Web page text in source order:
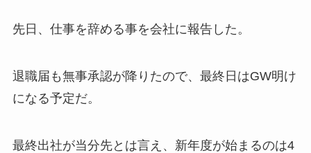
先日、仕事を辞める事を会社に報告した。
退職届も無事承認が降りたので、最終日はGW明け
になる予定だ。
最終出社が当分先とは言え、新年度が始まるのは4